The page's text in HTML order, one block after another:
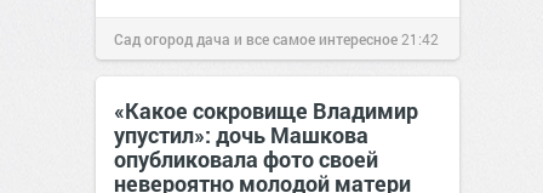
Сад огород дача и все самое интересное 21:42
11 фев 2019
«Какое сокровище Владимир
упустил»: дочь Машкова
опубликовала фото своей
невероятно молодой матери